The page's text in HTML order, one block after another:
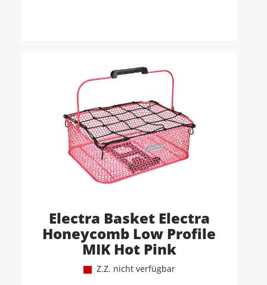
Electra Basket Electra
Honeycomb Low Profile
MIK Hot Pink
Z.Z. nicht verfügbar